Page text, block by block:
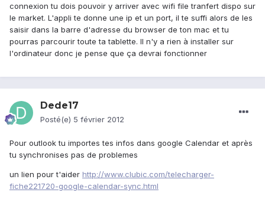
connexion tu dois pouvoir y arriver avec wifi file tranfert dispo sur
le market. L'appli te donne une ip et un port, il te suffi alors de les
saisir dans la barre d'adresse du browser de ton mac et tu
pourras parcourir toute ta tablette. Il n'y a rien à installer sur
l'ordinateur donc je pense que ça devrai fonctionner
Dede17
Posté(e) 5 février 2012
Pour outlook tu importes tes infos dans google Calendar et après
tu synchronises pas de problemes
un lien pour t'aider http://www.clubic.com/telecharger-
fiche221720-google-calendar-sync.html